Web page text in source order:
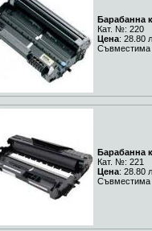
Барабанна
Кат. №: 220
Цена: 28.80
Съвместима
Барабанна
Кат. №: 221
Цена: 28.80
Съвместима